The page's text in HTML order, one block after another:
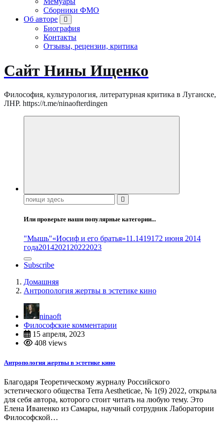
Сборники ФМО
Об авторе
Биография
Контакты
Отзывы, рецензии, критика
Сайт Нины Ищенко
Философия, культурология, литературная критика в Луганске,
ЛНР. https://t.me/ninaofterdingen
Поиск:
Или проверьте наши популярные категории...
"Мышь"«Иосиф и его братья»11.1419172 июня 2014
года2014202120222023
Subscribe
Домашняя
Антропология жертвы в эстетике кино
ninaoft
Философские комментарии
15 апреля, 2023
408 views
Антропология жертвы в эстетике кино
Благодаря Теоретическому журналу Российского
эстетического общества Terra Aestheticae, № 1(9) 2022, открыла
для себя автора, которого стоит читать на любую тему. Это
Елена Иваненко из Самары, научный сотрудник Лаборатории
Философской…